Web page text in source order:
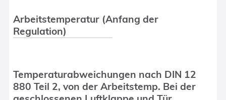
Arbeitstemperatur (Anfang der
Regulation)
Temperaturabweichungen nach DIN 12
880 Teil 2, von der Arbeitstemp. Bei der